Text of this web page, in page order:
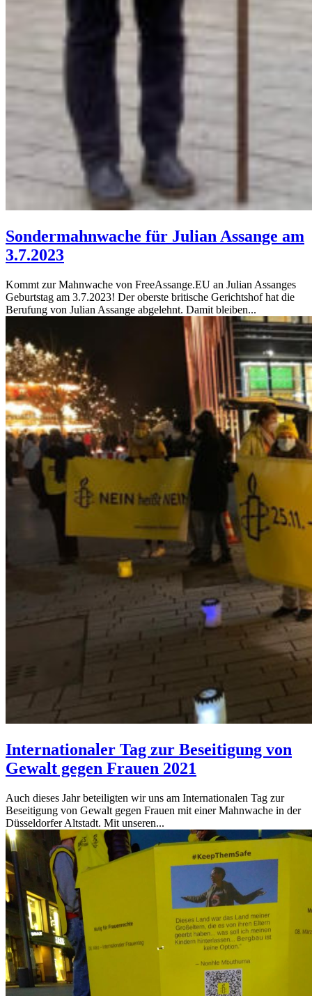
Sondermahnwache für Julian Assange am
3.7.2023
Kommt zur Mahnwache von FreeAssange.EU an Julian Assanges
Geburtstag am 3.7.2023! Der oberste britische Gerichtshof hat die
Berufung von Julian Assange abgelehnt. Damit bleiben...
Internationaler Tag zur Beseitigung von
Gewalt gegen Frauen 2021
Auch dieses Jahr beteiligten wir uns am Internationalen Tag zur
Beseitigung von Gewalt gegen Frauen mit einer Mahnwache in der
Düsseldorfer Altstadt. Mit unseren...